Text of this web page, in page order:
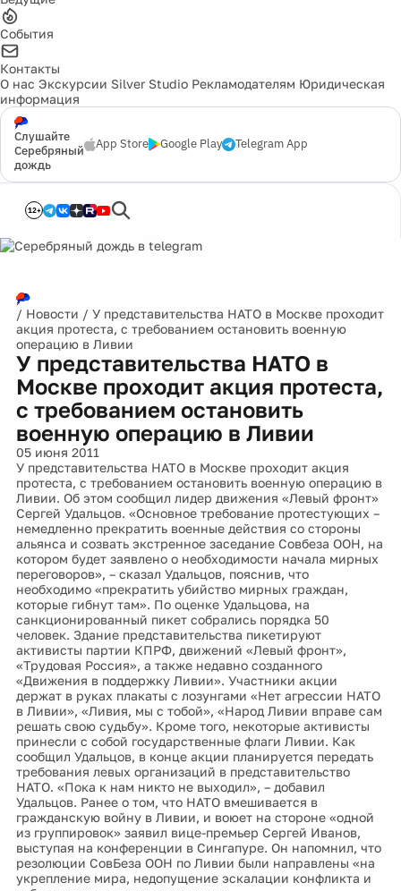
События
Контакты
О нас Экскурсии Silver Studio Рекламодателям Юридическая
информация
Слушайте
Серебряный
дождь
App Store Google Play Telegram App
12+
/ Новости / У представительства НАТО в Москве проходит
акция протеста, с требованием остановить военную
операцию в Ливии
У представительства НАТО в
Москве проходит акция протеста,
с требованием остановить
военную операцию в Ливии
05 июня 2011
У представительства НАТО в Москве проходит акция
протеста, с требованием остановить военную операцию в
Ливии. Об этом сообщил лидер движения «Левый фронт»
Сергей Удальцов. «Основное требование протестующих –
немедленно прекратить военные действия со стороны
альянса и созвать экстренное заседание Совбеза ООН, на
котором будет заявлено о необходимости начала мирных
переговоров», – сказал Удальцов, пояснив, что
необходимо «прекратить убийство мирных граждан,
которые гибнут там». По оценке Удальцова, на
санкционированный пикет собрались порядка 50
человек. Здание представительства пикетируют
активисты партии КПРФ, движений «Левый фронт»,
«Трудовая Россия», а также недавно созданного
«Движения в поддержку Ливии». Участники акции
держат в руках плакаты с лозунгами «Нет агрессии НАТО
в Ливии», «Ливия, мы с тобой», «Народ Ливии вправе сам
решать свою судьбу». Кроме того, некоторые активисты
принесли с собой государственные флаги Ливии. Как
сообщил Удальцов, в конце акции планируется передать
требования левых организаций в представительство
НАТО. «Пока к нам никто не выходил», – добавил
Удальцов. Ранее о том, что НАТО вмешивается в
гражданскую войну в Ливии, и воюет на стороне «одной
из группировок» заявил вице-премьер Сергей Иванов,
выступая на конференции в Сингапуре. Он напомнил, что
резолюции СовБеза ООН по Ливии были направлены «на
укрепление мира, недопущение эскалации конфликта и